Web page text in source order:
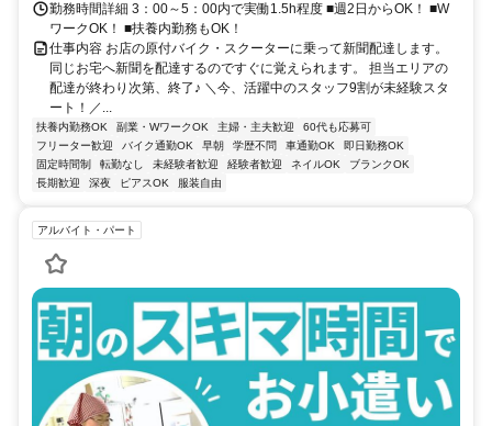
勤務時間詳細 3：00～5：00内で実働1.5h程度 ■週2日からOK！ ■W
ワークOK！ ■扶養内勤務もOK！
仕事内容 お店の原付バイク・スクーターに乗って新聞配達します。
同じお宅へ新聞を配達するのですぐに覚えられます。 担当エリアの
配達が終わり次第、終了♪ ＼今、活躍中のスタッフ9割が未経験スタ
ート！／...
扶養内勤務OK 副業・WワークOK 主婦・主夫歓迎
60代も応募可
フリーター歓迎
バイク通勤OK 早朝 学歴不問 車通勤OK
即日勤務OK
固定時間制
転勤なし 未経験者歓迎 経験者歓迎 ネイルOK
ブランクOK
長期歓迎
深夜 ピアスOK 服装自由
アルバイト・パート